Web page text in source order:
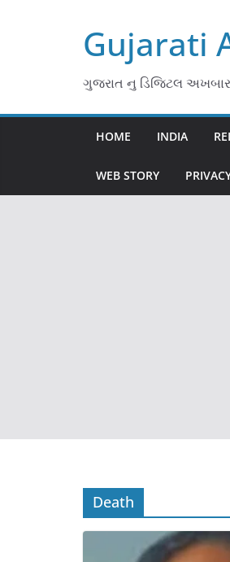
Gujarati
ગુજરાત નુ ડિજિટલ
HOME INDIA
WEB STORY
Death